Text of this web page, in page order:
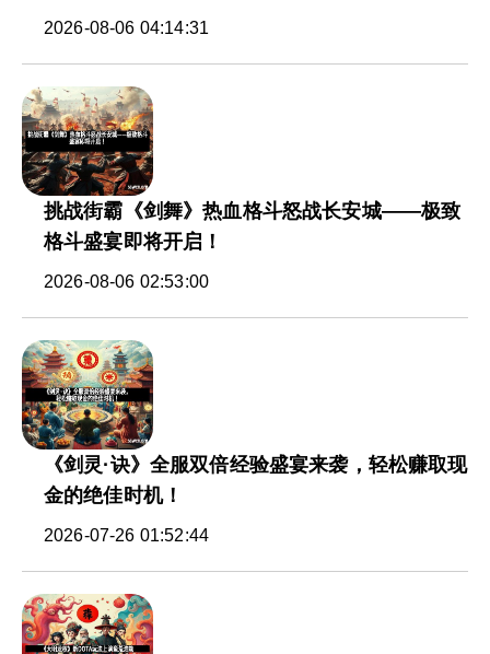
2026-08-06 04:14:31
挑战街霸《剑舞》热血格斗怒战长安城——极致
格斗盛宴即将开启！
2026-08-06 02:53:00
《剑灵·诀》全服双倍经验盛宴来袭，轻松赚取现
金的绝佳时机！
2026-07-26 01:52:44